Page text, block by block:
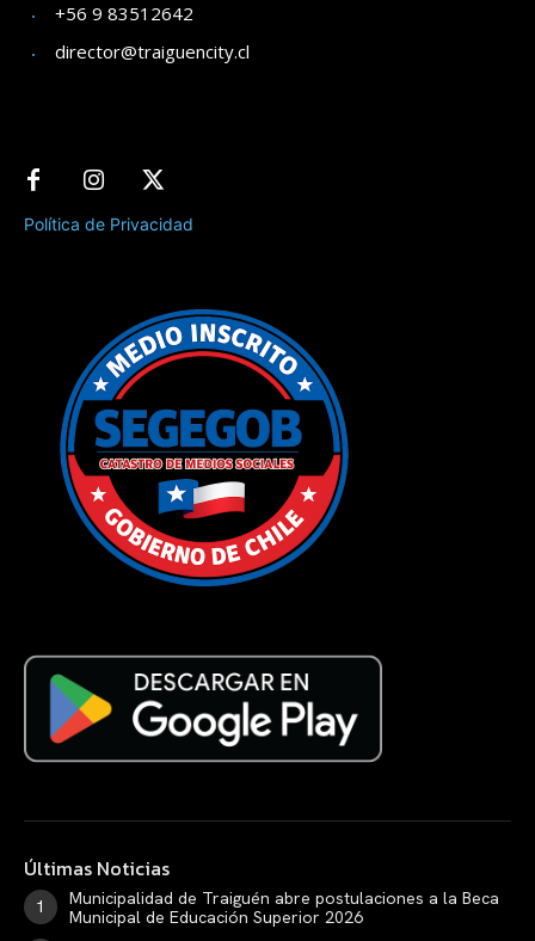
+56 9 83512642
director@traiguencity.cl
Política de Privacidad
Últimas Noticias
Municipalidad de Traiguén abre postulaciones a la Beca
Municipal de Educación Superior 2026